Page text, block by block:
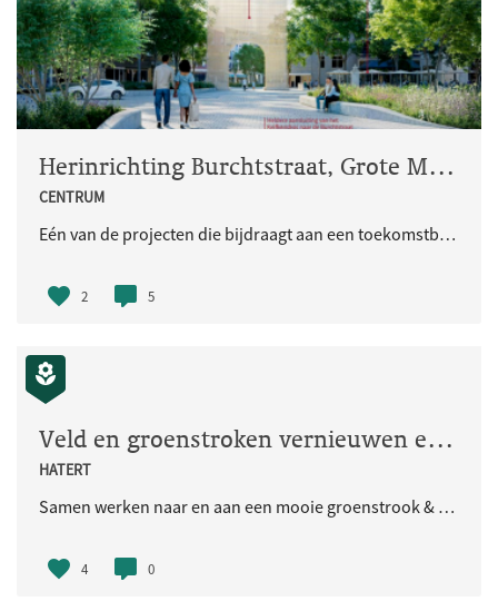
Herinrichting Burchtstraat, Grote Markt, Augustijnenstraat en het (bus)plein bij Plein 1944
CENTRUM
Eén van de projecten die bijdraagt aan een toekomstbestendige en verblijfsvriendelijke binnenstad is de herinrichting van de Burchtstraat, Grote Markt, Augustijnenstraat en het (bus)Plein 1944.
2 5
Veld en groenstroken vernieuwen en onderhouden
HATERT
Samen werken naar en aan een mooie groenstrook & ontmoetingsplaats in de van Limburg Stirumstraat & Mgr. Nolensstraat
4 0